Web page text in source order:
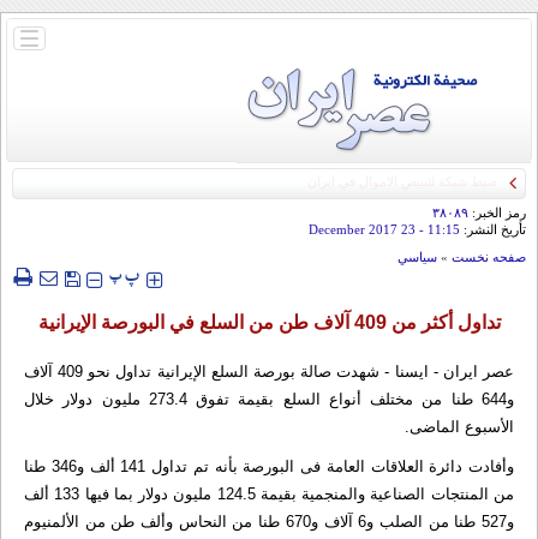
باز
رمز الخبر: ۳۸۰۸۹
تأريخ النشر: 11:15
- 23 December 2017
صفحه نخست » سياسي
‍‍‍ پپ
تداول أکثر من 409 آلاف طن من السلع في البورصة الإیرانیة
عصر ايران - ايسنا - شهدت صالة بورصة السلع الإیرانیة تداول نحو 409 آلاف
و644 طنا من مختلف أنواع السلع بقیمة تفوق 273.4 ملیون دولار خلال
الأسبوع الماضی.
وأفادت دائرة العلاقات العامة فی البورصة بأنه تم تداول 141 ألف و346 طنا
من المنتجات الصناعیة والمنجمیة بقیمة 124.5 ملیون دولار بما فیها 133 ألف
و527 طنا من الصلب و6 آلاف و670 طنا من النحاس وألف طن من الألمنیوم